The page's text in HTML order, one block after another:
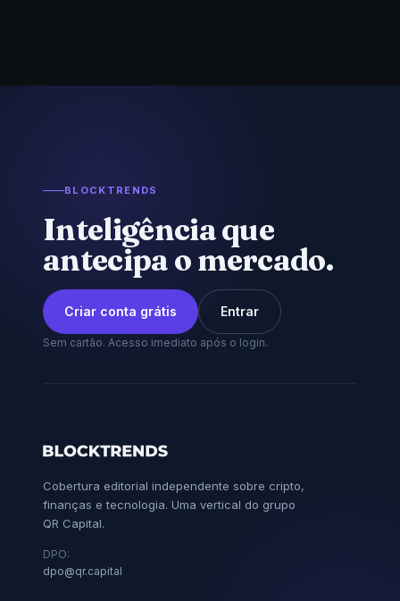
BLOCKTRENDS
Inteligência que
antecipa o mercado.
Criar conta grátis Entrar
Sem cartão. Acesso imediato após o login.
Cobertura editorial independente sobre cripto,
finanças e tecnologia. Uma vertical do grupo
QR Capital.
DPO:
dpo@qr.capital